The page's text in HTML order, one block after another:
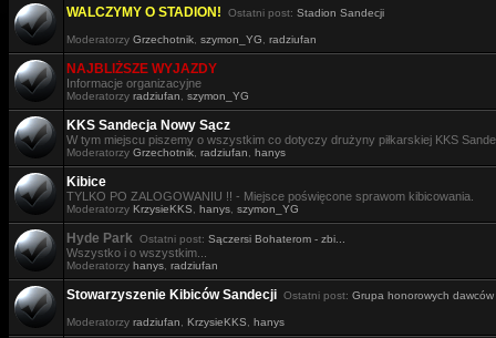
WALCZYMY O STADION! Ostatni post: Stadion Sandecji
Moderatorzy Grzechotnik szymon_YG radziufan
NAJBLIŻSZE WYJAZDY
Informacje organizacyjne
Moderatorzy radziufan szymon_YG
KKS Sandecja Nowy Sącz
W tym miejscu piszemy o wszystkim co dotyczy drużyny piłkarskiej KKS
Moderatorzy Grzechotnik radziufan hanys
Kibice
TYLKO PO ZALOGOWANIU !! - Miejsce poświęcone sprawom kibicowania.
Moderatorzy KrzysieKKS hanys szymon_YG
Hyde Park Ostatni post: Sączersi Bohaterom - zbi...
Wszystko i o wszystkim...
Moderatorzy hanys radziufan
Stowarzyszenie Kibiców Sandecji Ostatni post: Grupa honorowych dawców
Moderatorzy radziufan KrzysieKKS hanys